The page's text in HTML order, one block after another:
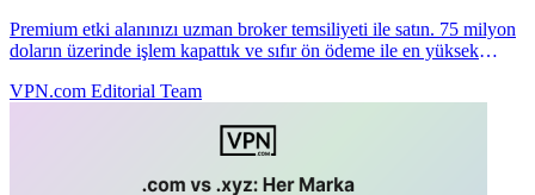
Premium etki alanınızı uzman broker temsiliyeti ile satın. 75 milyon
doların üzerinde işlem kapattık ve sıfır ön ödeme ile en yüksek
VPN.com Editorial Team